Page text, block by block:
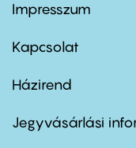
Footer
first
Impresszum
Kapcsolat
Footer
second
Házirend
Jegyvásárlási